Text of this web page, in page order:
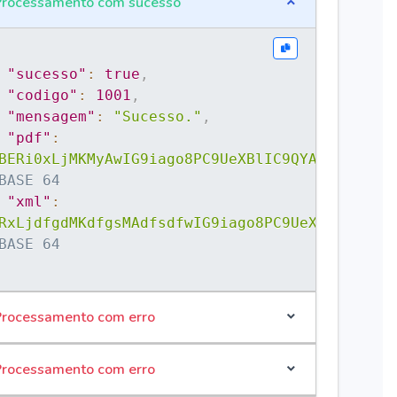
"nome_municipio"
,
"uf"
"RS",
"nome_pais": "Brasil",
"email":
null
}
"assinante": {
"codigo": "123"
"numero_contrato"
"sucesso" : true ,
"codigo" : 1001 ,
"mensagem" : "Sucesso." ,
"pdf" :
64
"xml" :
64
com erro
com erro